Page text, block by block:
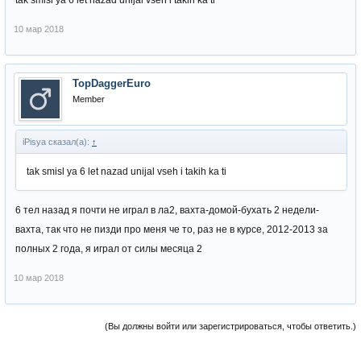
10 мар 2018
TopDaggerEuro
Member
iPisya сказал(а): ↑
tak smisl ya 6 let nazad unijal vseh i takih ka ti
6 тел назад я почти не играл в ла2, вахта-домой-бухать 2 недели-
вахта, так что не пизди про меня че то, раз не в курсе, 2012-2013 за
полных 2 года, я играл от силы месяца 2
10 мар 2018
(Вы должны войти или зарегистрироваться, чтобы ответить.)